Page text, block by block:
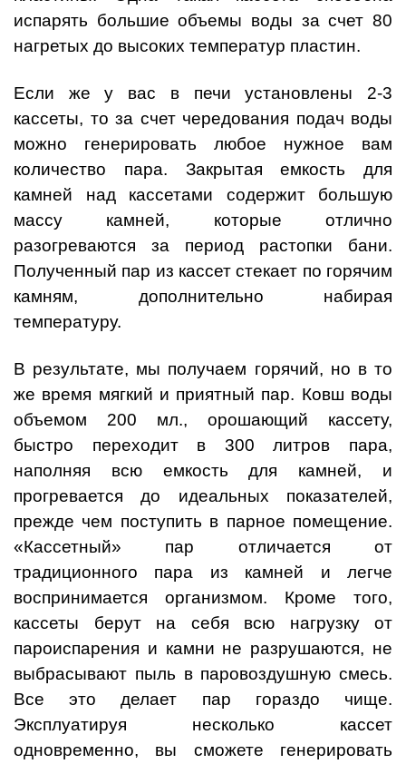
испарять большие объемы воды за счет 80
нагретых до высоких температур пластин.
Если же у вас в печи установлены 2-3
кассеты, то за счет чередования подач воды
можно генерировать любое нужное вам
количество пара. Закрытая емкость для
камней над кассетами содержит большую
массу камней, которые отлично
разогреваются за период растопки бани.
Полученный пар из кассет стекает по горячим
камням, дополнительно набирая
температуру.
В результате, мы получаем горячий, но в то
же время мягкий и приятный пар. Ковш воды
объемом 200 мл., орошающий кассету,
быстро переходит в 300 литров пара,
наполняя всю емкость для камней, и
прогревается до идеальных показателей,
прежде чем поступить в парное помещение.
«Кассетный» пар отличается от
традиционного пара из камней и легче
воспринимается организмом. Кроме того,
кассеты берут на себя всю нагрузку от
пароиспарения и камни не разрушаются, не
выбрасывают пыль в паровоздушную смесь.
Все это делает пар гораздо чище.
Эксплуатируя несколько кассет
одновременно, вы сможете генерировать